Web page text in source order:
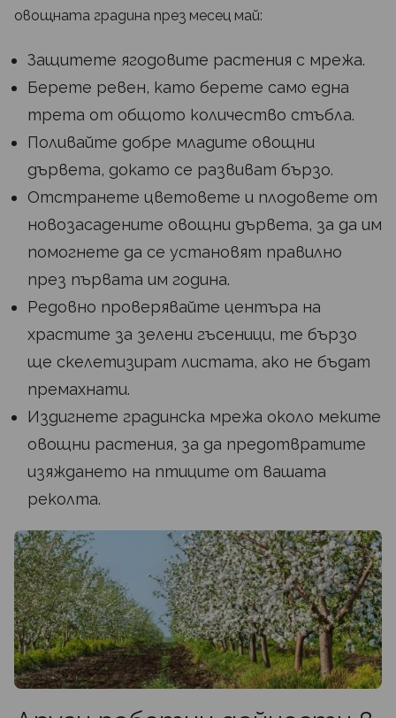
овощната градина през месец май:
Защитете ягодовите растения с мрежа.
Берете ревен, като берете само една
трета от общото количество стъбла.
Поливайте добре младите овощни
дървета, докато се развиват бързо.
Отстранете цветовете и плодовете от
новозасадените овощни дървета, за да им
помогнете да се установят правилно
през първата им година.
Редовно проверявайте центъра на
храстите за зелени гъсеници, те бързо
ще скелетизират листата, ако не бъдат
премахнати.
Издигнете градинска мрежа около меките
овощни растения, за да предотвратите
изяждането на птиците от вашата
реколта.